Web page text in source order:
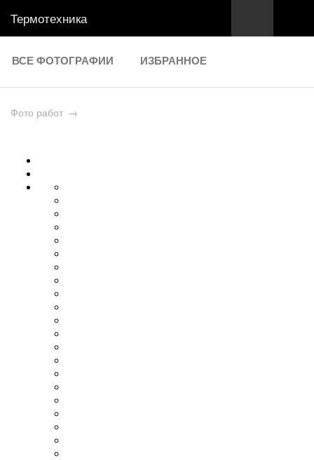
Термотехника
ВСЕ ФОТОГРАФИИ ИЗБРАННОЕ
Фото работ →